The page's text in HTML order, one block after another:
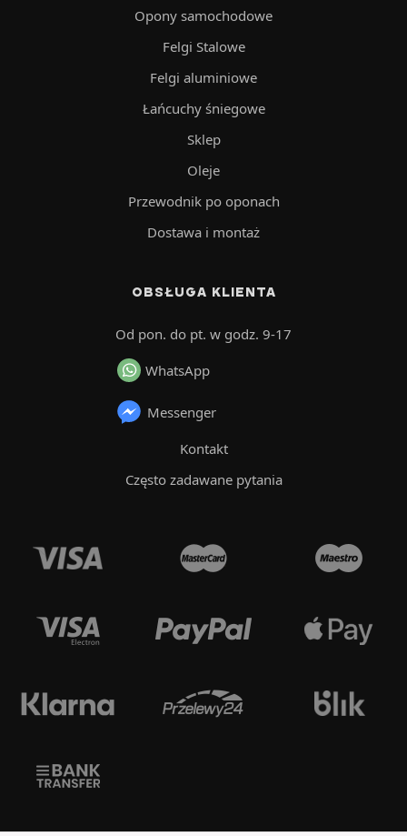
Opony samochodowe
Felgi Stalowe
Felgi aluminiowe
Łańcuchy śniegowe
Sklep
Oleje
Przewodnik po oponach
Dostawa i montaż
OBSŁUGA KLIENTA
Od pon. do pt. w godz. 9-17
WhatsApp
Messenger
Kontakt
Często zadawane pytania